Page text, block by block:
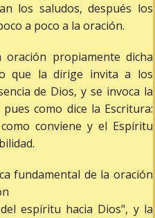
los saludos, después los
a poco a la oración.
oración propiamente dicha
que la dirige invita a los
de Dios, y se invoca la
como dice la Escritura:
conviene y el Espíritu
fundamental de la oración
espíritu hacia Dios", y la